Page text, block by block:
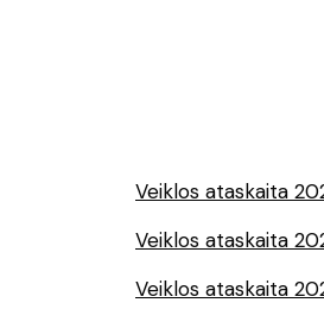
Veiklos ataskaita
Veiklos ataskaita
Veiklos ataskaita